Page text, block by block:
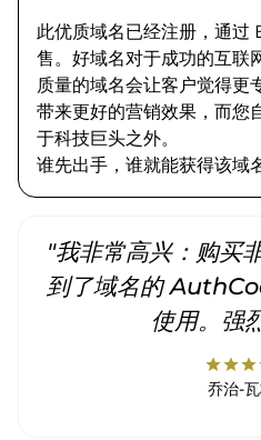
此优质域名已经注册，通过
售。好域名对于成功的互联
质量的域名会让客户觉得更
带来更好的营销效果，而您
于科技巨头之外。
谁先出手，谁就能获得该域
"我非常高兴：购买
到了域名的
使用。强
starstarstar
乔治-